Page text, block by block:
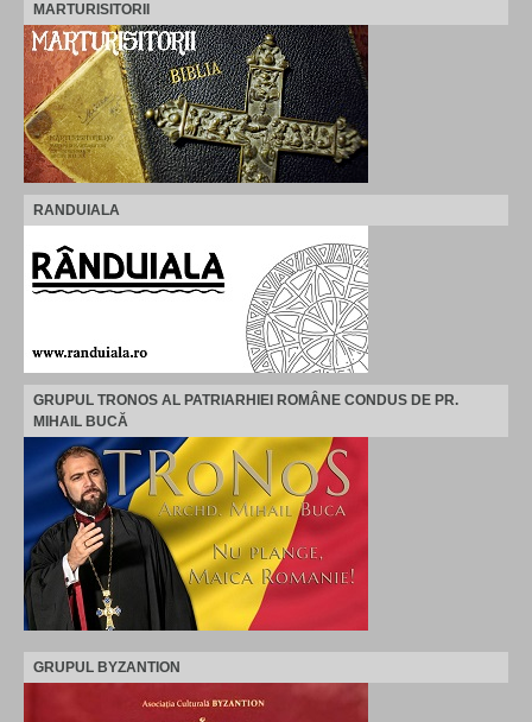
MARTURISITORII
RANDUIALA
GRUPUL TRONOS AL PATRIARHIEI ROMÂNE CONDUS DE PR.
MIHAIL BUCĂ
GRUPUL BYZANTION